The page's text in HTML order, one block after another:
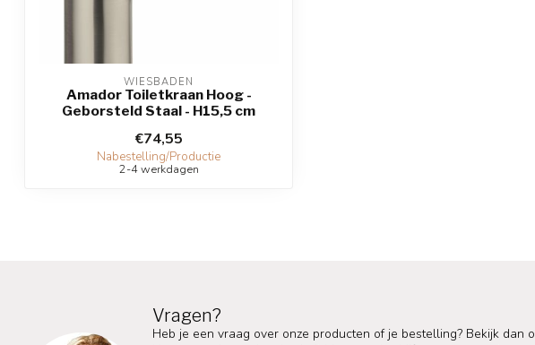
WIESBADEN
Amador Toiletkraan Hoog -
Geborsteld Staal - H15,5 cm
€74,55
Nabestelling/Productie
2-4 werkdagen
Vragen?
Heb je een vraag over onze producten of je bestelling? Bekijk dan